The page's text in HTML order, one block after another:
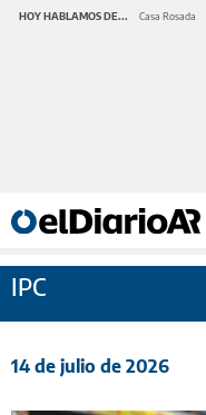
HOY HABLAMOS DE... Casa Rosada
IPC
14 de julio de 2026